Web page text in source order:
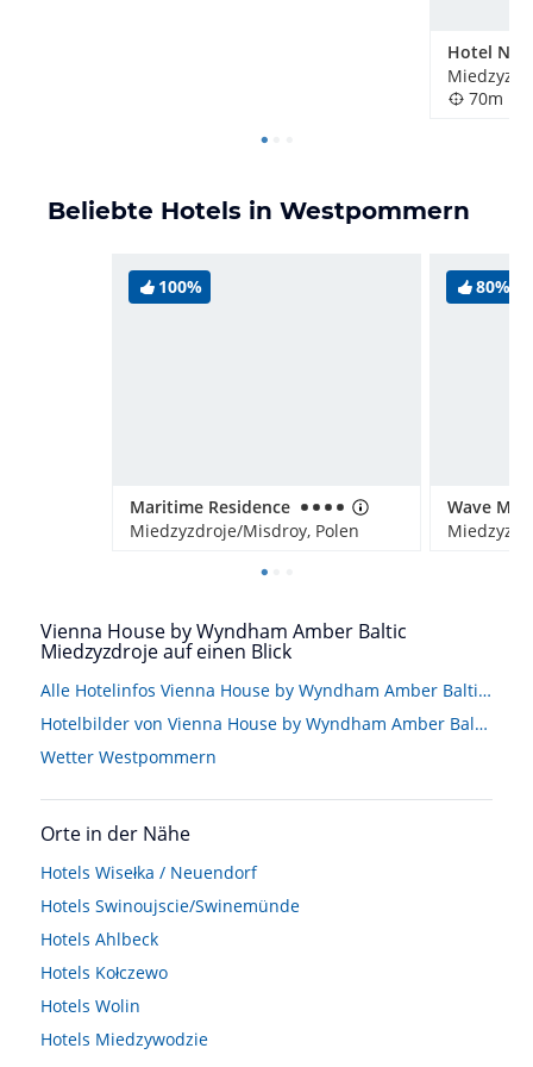
Hotel
70m
Beliebte Hotels in Westpommern
100%
Maritime Residence
Miedzyzdroje/Misdroy, Polen
80%
Vienna House by Wyndham Amber Baltic
Miedzyzdroje auf einen Blick
Alle Hotelinfos Vienna House by Wyndham Amber Baltic Miedzyzdroje
Hotelbilder von Vienna House by Wyndham Amber Baltic Miedzyzdroje
Wetter Westpommern
Orte in der Nähe
Hotels Wisełka / Neuendorf
Hotels Swinoujscie/Swinemünde
Hotels Ahlbeck
Hotels Kołczewo
Hotels Wolin
Hotels Miedzywodzie